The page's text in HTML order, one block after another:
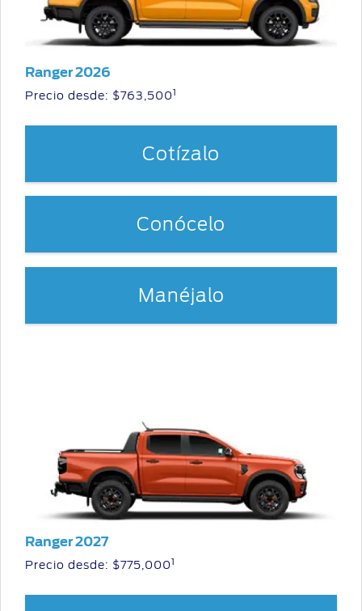
Ranger 2026
Precio desde: $763,500
Cotízalo
Conócelo
Manéjalo
Ranger 2027
Precio desde: $775,000